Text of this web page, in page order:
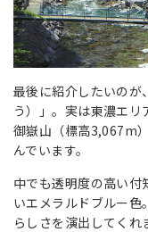
最後に紹介したいのが
う）」。実は東濃エ
御嶽山（標高3,067m
んでいます。
中でも透明度の高い
いエメラルドブルー
らしさを演出してくれ